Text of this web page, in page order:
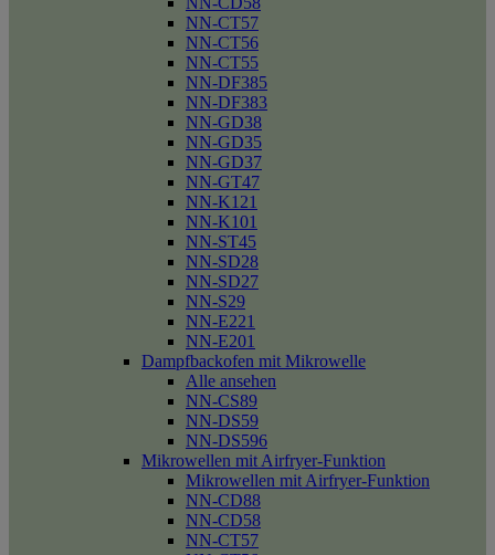
NN-CT57
NN-CT56
NN-CT55
NN-DF385
NN-DF383
NN-GD38
NN-GD35
NN-GD37
NN-GT47
NN-K121
NN-K101
NN-ST45
NN-SD28
NN-SD27
NN-S29
NN-E221
NN-E201
Dampfbackofen mit Mikrowelle
Alle ansehen
NN-CS89
NN-DS59
NN-DS596
Mikrowellen mit Airfryer-Funktion
Mikrowellen mit Airfryer-Funktion
NN-CD88
NN-CD58
NN-CT57